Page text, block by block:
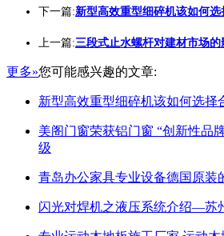
下一篇:新型高效重型细碎机该如何
上一篇:三段式止水螺杆对建材市场的
更多»您可能感兴趣的文章:
新型高效重型细碎机该如何选择
美阁门窗荣获铝门窗 “创新性品
级
青岛办公家具专业设备德国原装
闪光对焊机之液压系统介绍—苏